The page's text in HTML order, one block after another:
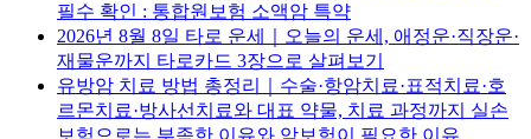
필수 확인 : 통합원보험 소액암 특약
2026년 8월 8일 타로 운세｜오늘의 운세, 애정운·직장운·
재물운까지 타로카드 3장으로 살펴보기
유방암 치료 방법 총정리｜수술·항암치료·표적치료·호
르몬치료·방사선치료와 대표 약물, 치료 과정까지 실손